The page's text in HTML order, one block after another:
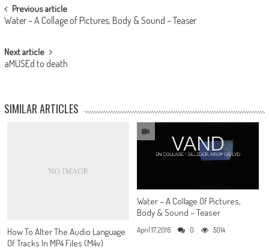
Post
Navigation
Previous article
Water – A Collage of Pictures, Body & Sound – Teaser
Next article
aMUSEd to death
SIMILAR ARTICLES
How To Alter The Audio Language
Of Tracks In MP4 Files (m4v)
Water – A Collage Of Pictures,
Body & Sound – Teaser
April 17, 2016 0 5014